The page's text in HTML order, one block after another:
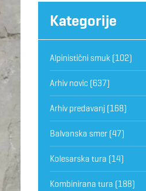
Kategorije
Alpinistični smuk(102)
Arhiv novic(637)
Arhiv predavanj(168)
Balvanska smer(47)
Kolesarska tura (14)
Kombinirana tura (188)